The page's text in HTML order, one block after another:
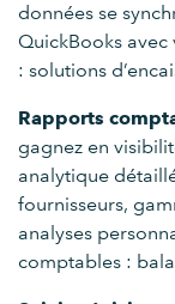
données se
QuickBooks
: solutions
Rapports
gagnez en
analytique
fournisseurs,
analyses
comptables :